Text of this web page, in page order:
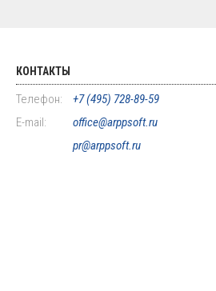
КОНТАКТЫ
Телефон:
+7 (495) 728-89-59
E-mail:
office@arppsoft.ru
pr@arppsoft.ru